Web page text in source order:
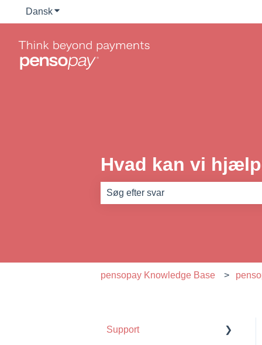
DanskVis undermenu for oversættelser
Hvad kan vi
pensopay Knowledge Base
Support